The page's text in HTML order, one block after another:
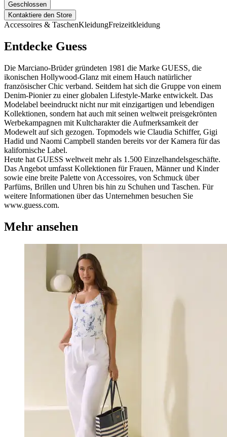
Geschlossen
Kontaktiere den Store
Accessoires & TaschenKleidungFreizeitkleidung
Entdecke Guess
Die Marciano-Brüder gründeten 1981 die Marke GUESS, die
ikonischen Hollywood-Glanz mit einem Hauch natürlicher
französischer Chic verband. Seitdem hat sich die Gruppe von einem
Denim-Pionier zu einer globalen Lifestyle-Marke entwickelt. Das
Modelabel beeindruckt nicht nur mit einzigartigen und lebendigen
Kollektionen, sondern hat auch mit seinen weltweit preisgekrönten
Werbekampagnen mit Kultcharakter die Aufmerksamkeit der
Modewelt auf sich gezogen. Topmodels wie Claudia Schiffer, Gigi
Hadid und Naomi Campbell standen bereits vor der Kamera für das
kalifornische Label.
Heute hat GUESS weltweit mehr als 1.500 Einzelhandelsgeschäfte.
Das Angebot umfasst Kollektionen für Frauen, Männer und Kinder
sowie eine breite Palette von Accessoires, von Schmuck über
Parfüms, Brillen und Uhren bis hin zu Schuhen und Taschen. Für
weitere Informationen über das Unternehmen besuchen Sie
www.guess.com.
Mehr ansehen